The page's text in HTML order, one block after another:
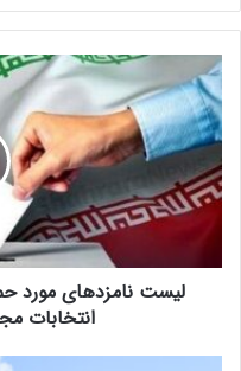
لیست نامزدهای مورد
انتخابات